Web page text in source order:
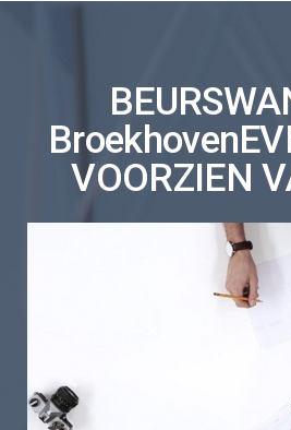
VOORZIEN